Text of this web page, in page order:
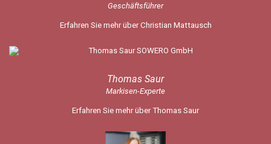
Geschäftsführer
Erfahren Sie mehr über Christian Mattausch
Thomas Saur
Markisen-Experte
Erfahren Sie mehr über Thomas Saur